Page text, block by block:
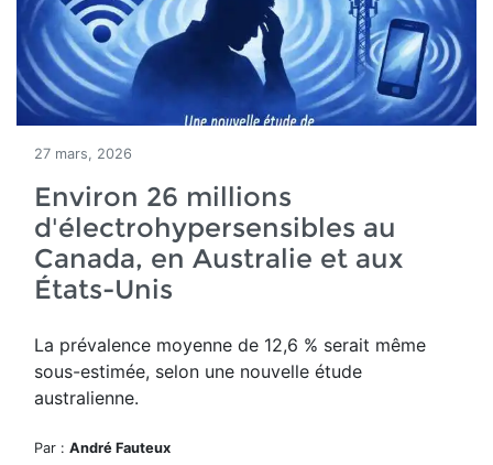
27 mars, 2026
Environ 26 millions
d'électrohypersensibles au
Canada, en Australie et aux
États-Unis
La prévalence moyenne de 12,6 % serait même
sous-estimée, selon une nouvelle étude
australienne.
Par : André Fauteux